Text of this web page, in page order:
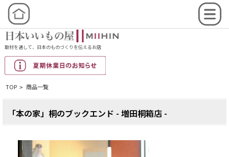
取材を通して、日本のものづくりを伝えるお店
TOP > 商品一覧
「本の家」桐のブックエンド - 増田桐箱店 -